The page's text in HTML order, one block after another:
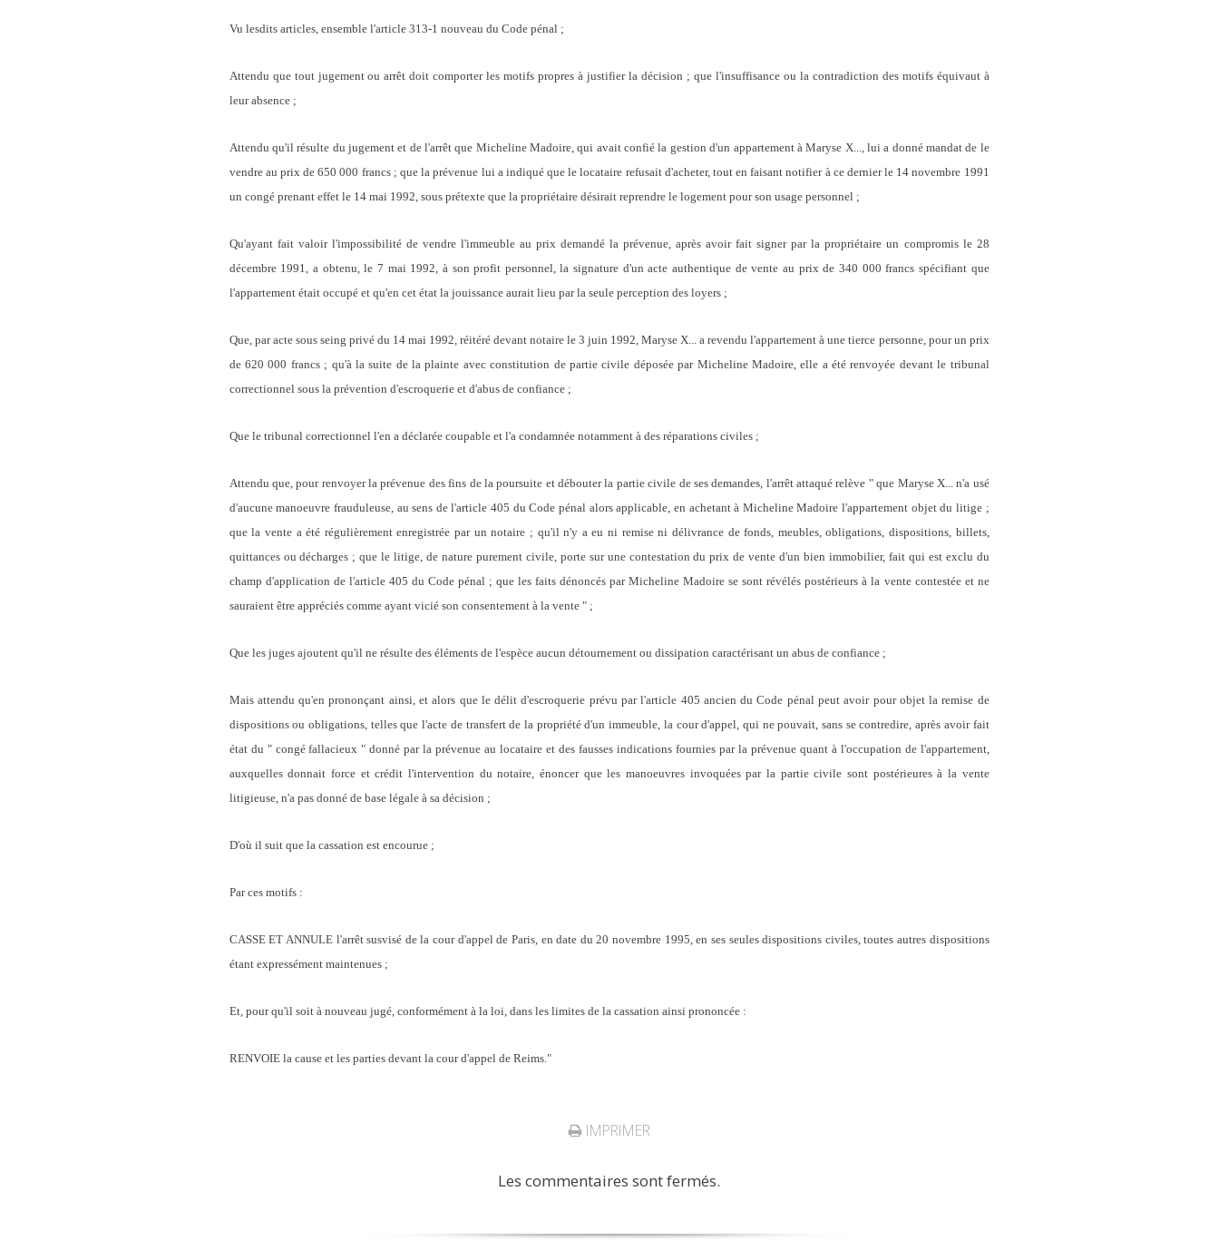
Vu lesdits articles, ensemble l'article 313-1 nouveau du Code pénal ;
Attendu que tout jugement ou arrêt doit comporter les motifs propres à justifier la décision ; que l'insuffisance ou la contradiction des motifs équivaut à
leur absence ;
Attendu qu'il résulte du jugement et de l'arrêt que Micheline Madoire, qui avait confié la gestion d'un appartement à Maryse X..., lui a donné mandat de le
vendre au prix de 650 000 francs ; que la prévenue lui a indiqué que le locataire refusait d'acheter, tout en faisant notifier à ce dernier le 14 novembre 1991
un congé prenant effet le 14 mai 1992, sous prétexte que la propriétaire désirait reprendre le logement pour son usage personnel ;
Qu'ayant fait valoir l'impossibilité de vendre l'immeuble au prix demandé la prévenue, après avoir fait signer par la propriétaire un compromis le 28
décembre 1991, a obtenu, le 7 mai 1992, à son profit personnel, la signature d'un acte authentique de vente au prix de 340 000 francs spécifiant que
l'appartement était occupé et qu'en cet état la jouissance aurait lieu par la seule perception des loyers ;
Que, par acte sous seing privé du 14 mai 1992, réitéré devant notaire le 3 juin 1992, Maryse X... a revendu l'appartement à une tierce personne, pour un prix
de 620 000 francs ; qu'à la suite de la plainte avec constitution de partie civile déposée par Micheline Madoire, elle a été renvoyée devant le tribunal
correctionnel sous la prévention d'escroquerie et d'abus de confiance ;
Que le tribunal correctionnel l'en a déclarée coupable et l'a condamnée notamment à des réparations civiles ;
Attendu que, pour renvoyer la prévenue des fins de la poursuite et débouter la partie civile de ses demandes, l'arrêt attaqué relève " que Maryse X... n'a usé
d'aucune manoeuvre frauduleuse, au sens de l'article 405 du Code pénal alors applicable, en achetant à Micheline Madoire l'appartement objet du litige ;
que la vente a été régulièrement enregistrée par un notaire ; qu'il n'y a eu ni remise ni délivrance de fonds, meubles, obligations, dispositions, billets,
quittances ou décharges ; que le litige, de nature purement civile, porte sur une contestation du prix de vente d'un bien immobilier, fait qui est exclu du
champ d'application de l'article 405 du Code pénal ; que les faits dénoncés par Micheline Madoire se sont révélés postérieurs à la vente contestée et ne
sauraient être appréciés comme ayant vicié son consentement à la vente " ;
Que les juges ajoutent qu'il ne résulte des éléments de l'espèce aucun détournement ou dissipation caractérisant un abus de confiance ;
Mais attendu qu'en prononçant ainsi, et alors que le délit d'escroquerie prévu par l'article 405 ancien du Code pénal peut avoir pour objet la remise de
dispositions ou obligations, telles que l'acte de transfert de la propriété d'un immeuble, la cour d'appel, qui ne pouvait, sans se contredire, après avoir fait
état du " congé fallacieux " donné par la prévenue au locataire et des fausses indications fournies par la prévenue quant à l'occupation de l'appartement,
auxquelles donnait force et crédit l'intervention du notaire, énoncer que les manoeuvres invoquées par la partie civile sont postérieures à la vente
litigieuse, n'a pas donné de base légale à sa décision ;
D'où il suit que la cassation est encourue ;
Par ces motifs :
CASSE ET ANNULE l'arrêt susvisé de la cour d'appel de Paris, en date du 20 novembre 1995, en ses seules dispositions civiles, toutes autres dispositions
étant expressément maintenues ;
Et, pour qu'il soit à nouveau jugé, conformément à la loi, dans les limites de la cassation ainsi prononcée :
RENVOIE la cause et les parties devant la cour d'appel de Reims."
IMPRIMER
Les commentaires sont fermés.